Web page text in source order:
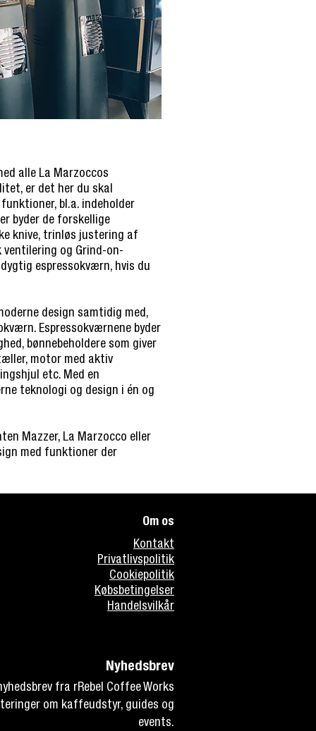
alle La Marzoccos
er det her du skal
bl.a. indeholder
byder de forskellige
knive, trinløs justering af
og Grind-on-
espressokværn, hvis du
design samtidig med,
Espressokværnene byder
bønnebeholdere som giver
motor med aktiv
etc. Med en
teknologi og design i én og
Mazzer, La Marzocco eller
med funktioner der
Om os
Kontakt
Privatlivspolitik
Cookiepolitik
Købsbetingelser
Handelsvilkår
Nyhedsbrev
fra rRebel Coffee Works
om kaffeudstyr, guides og
events.